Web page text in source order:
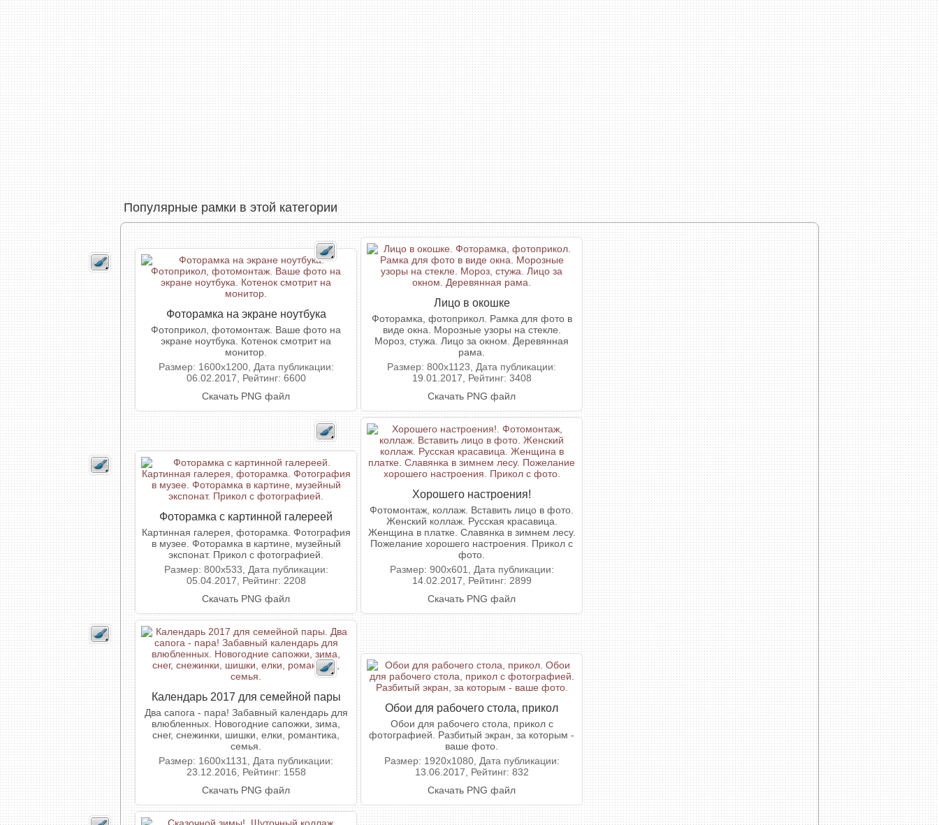
Популярные рамки в этой категории
Фоторамка на экране ноутбука
Фотоприкол, фотомонтаж. Ваше фото на
экране ноутбука. Котенок смотрит на
монитор.
Размер: 1600x1200, Дата публикации:
06.02.2017, Рейтинг: 6600
Скачать PNG файл
Лицо в окошке
Фоторамка, фотоприкол. Рамка для фото в
виде окна. Морозные узоры на стекле.
Мороз, стужа. Лицо за окном. Деревянная
рама.
Размер: 800x1123, Дата публикации:
19.01.2017, Рейтинг: 3408
Скачать PNG файл
Фоторамка с картинной галереей
Картинная галерея, фоторамка. Фотография
в музее. Фоторамка в картине, музейный
экспонат. Прикол с фотографией.
Размер: 800x533, Дата публикации:
05.04.2017, Рейтинг: 2208
Скачать PNG файл
Хорошего настроения!
Фотомонтаж, коллаж. Вставить лицо в фото.
Женский коллаж. Русская красавица.
Женщина в платке. Славянка в зимнем лесу.
Пожелание хорошего настроения. Прикол с
фото.
Размер: 900x601, Дата публикации:
14.02.2017, Рейтинг: 2899
Скачать PNG файл
Календарь 2017 для семейной пары
Два сапога - пара! Забавный календарь для
влюбленных. Новогодние сапожки, зима,
снег, снежинки, шишки, елки, романтика,
семья.
Размер: 1600x1131, Дата публикации:
23.12.2016, Рейтинг: 1558
Скачать PNG файл
Обои для рабочего стола, прикол
Обои для рабочего стола, прикол с
фотографией. Разбитый экран, за которым -
ваше фото.
Размер: 1920x1080, Дата публикации:
13.06.2017, Рейтинг: 832
Скачать PNG файл